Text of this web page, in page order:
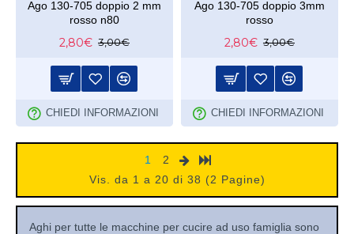
Aghi per tutte le macchine per cucire ad uso famiglia sono
Ago 130-705 doppio 2 mm
rosso n80
2,80€ 3,00€
CHIEDI INFORMAZIONI
Ago 130-705 doppio 3mm
rosso
2,80€ 3,00€
CHIEDI INFORMAZIONI
1
2
Vis. da 1 a 20 di 38 (2 Pagine)